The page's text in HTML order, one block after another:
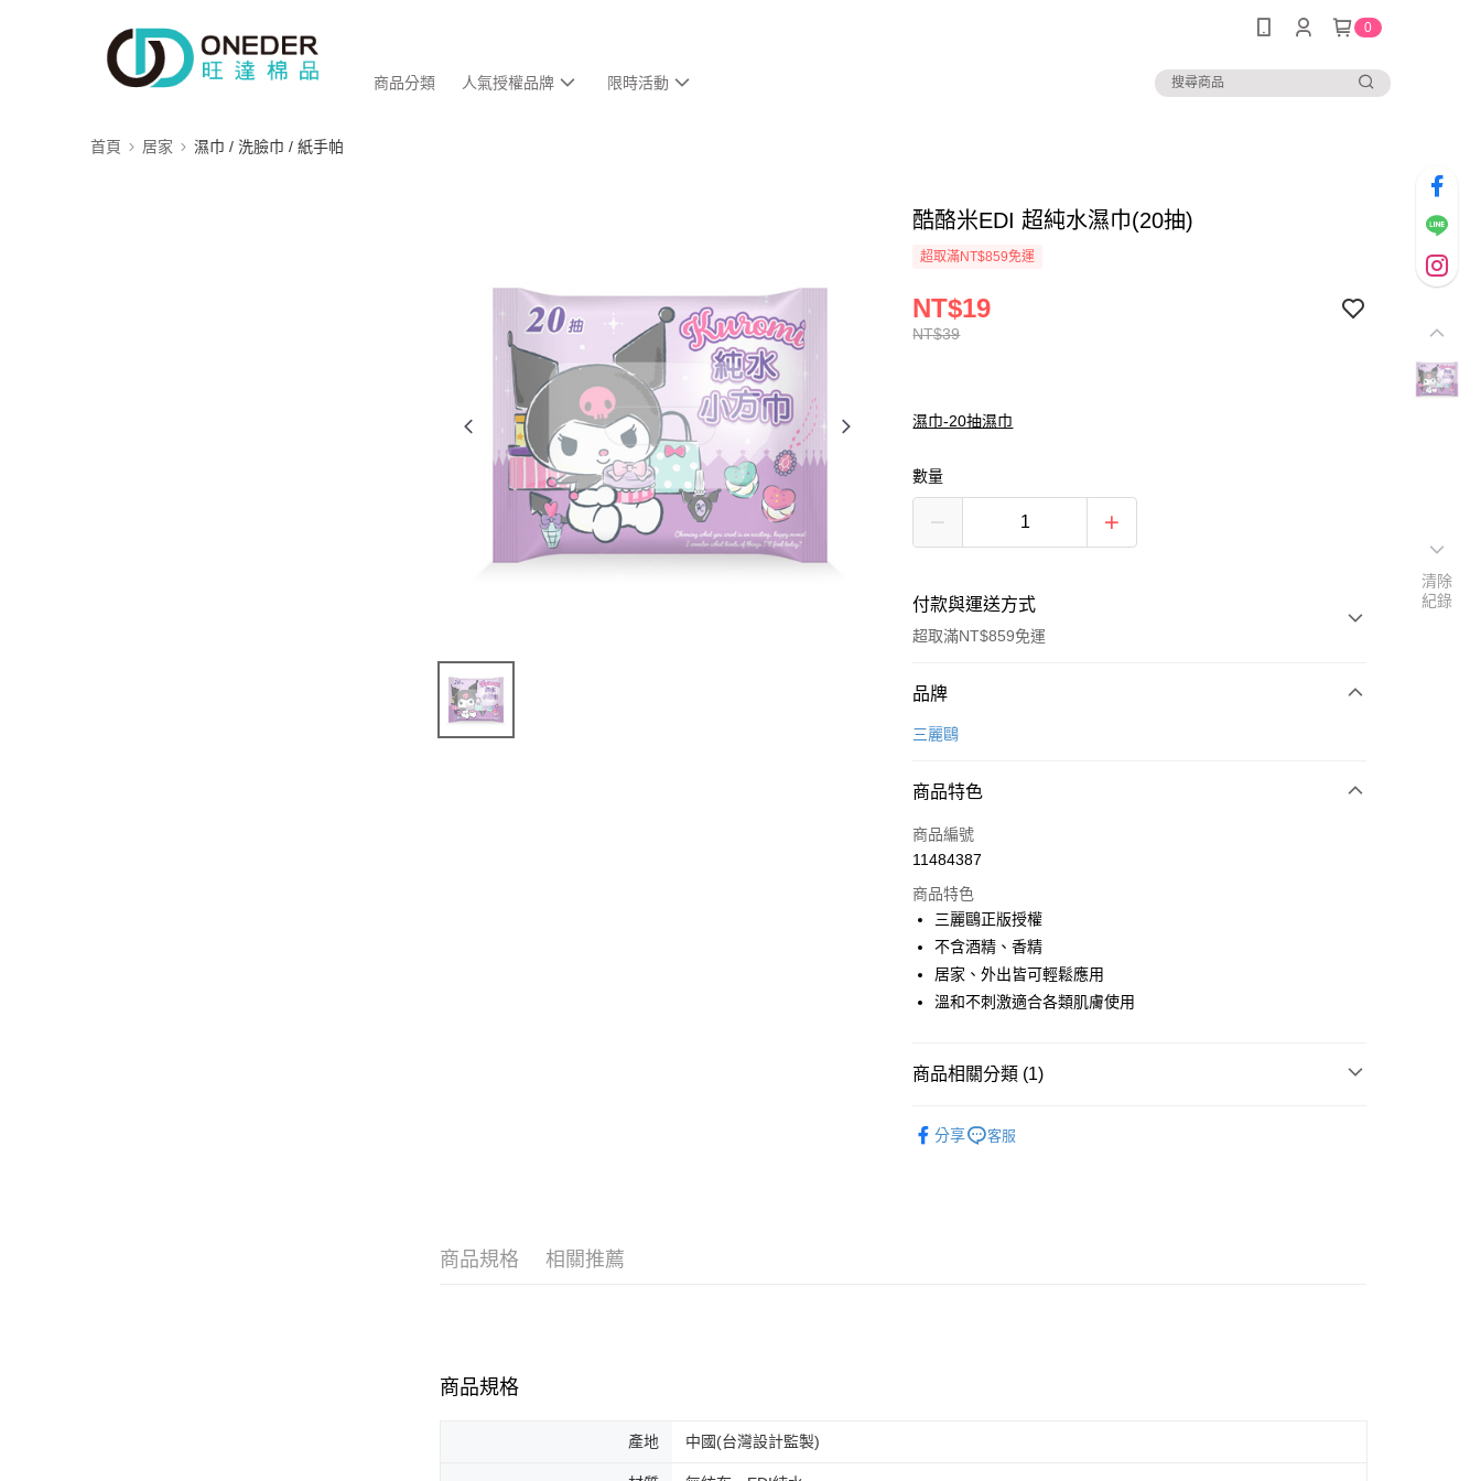
0
商品分類 人氣授權品牌 限時活動
首頁 居家 濕巾 / 洗臉巾 / 紙手帕
酷酪米EDI 超純水濕巾(20抽)
超取滿NT$859免運
NT$39
NT$19
濕巾-20抽濕巾
數量
付款與運送方式
超取滿NT$859免運
付款方式
信用卡一次付款
Apple Pay
悠遊付
全盈+PAY
ATM付款
品牌
三麗鷗
商品特色
商品編號
11484387
商品特色
三麗鷗正版授權
不含酒精、香精
居家、外出皆可輕鬆應用
溫和不刺激適合各類肌膚使用
商品相關分類 (1)
分享
客服
商品規格 相關推薦
商品規格
產地 中國(台灣設計監製)
清除
紀錄